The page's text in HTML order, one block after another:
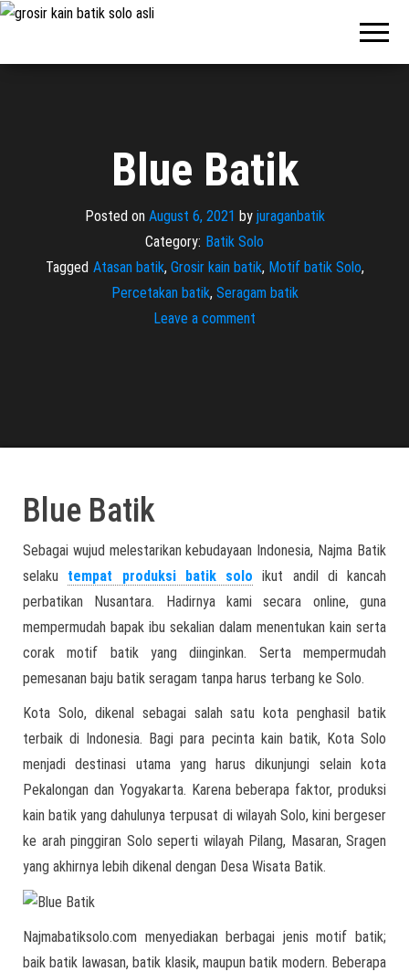
Jasa
Blue Batik
Posted on August 6, 2021 by juraganbatik
Category: Batik Solo
Tagged Atasan batik, Grosir kain batik, Motif batik Solo,
Percetakan batik, Seragam batik
Leave a comment
Blue Batik
Sebagai wujud melestarikan kebudayaan Indonesia, Najma Batik
selaku tempat produksi batik solo ikut andil di kancah
perbatikan Nusantara. Hadirnya kami secara online, guna
mempermudah bapak ibu sekalian dalam menentukan kain serta
corak motif batik yang diinginkan. Serta mempermudah
pemesanan baju batik seragam tanpa harus terbang ke Solo.
Kota Solo, dikenal sebagai salah satu kota penghasil batik
terbaik di Indonesia. Bagi para pecinta kain batik, Kota Solo
menjadi destinasi utama yang harus dikunjungi selain kota
Pekalongan dan Yogyakarta. Karena beberapa faktor, produksi
kain batik yang dahulunya terpusat di wilayah Solo, kini bergeser
ke arah pinggiran Solo seperti wilayah Pilang, Masaran, Sragen
yang akhirnya lebih dikenal dengan Desa Wisata Batik.
Najmabatiksolo.com menyediakan berbagai jenis motif batik;
baik batik lawasan, batik klasik, maupun batik modern. Beberapa